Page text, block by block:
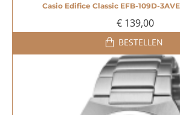
Casio Edifice Classic EFB-109D-
€ 139,00
BESTELLEN